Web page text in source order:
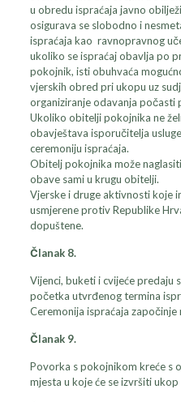
u obredu ispraćaja javno
osigurava se slobodno i
ispraćaja kao ravnopravnog
ukoliko se ispraćaj obavlja po
pokojnik, isti obuhvaća
vjerskih obred pri ukopu uz
organiziranje odavanja počasti
Ukoliko obitelji pokojnika ne
obavještava isporučitelja
ceremoniju ispraćaja.
Obitelj pokojnika može
obave sami u krugu obitelji.
Vjerske i druge aktivnosti koje
usmjerene protiv Republike
dopuštene.
Članak 8.
Vijenci, buketi i cvijeće predaju
početka utvrđenog termina
Ceremonija ispraćaja
Članak 9.
Povorka s pokojnikom kreće s
mjesta u koje će se izvršiti